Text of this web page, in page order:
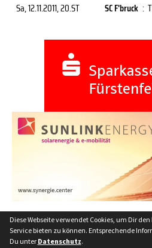
Sa, 12.11.2011, 20.ST SC F'bruck :
Diese Webseite verwendet Cookies, um Dir
Service bieten zu können. Entsprechende
Du unter Datenschutz.